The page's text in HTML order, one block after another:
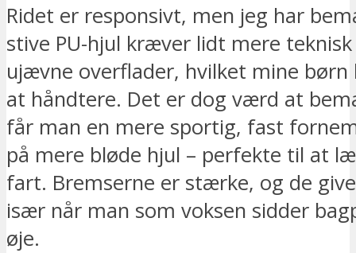
Ridet er responsivt, men jeg har
stive PU-hjul kræver lidt mere
ujævne overflader, hvilket mine
at håndtere. Det er dog værd at
får man en mere sportig, fast
på mere bløde hjul – perfekte til at
fart. Bremserne er stærke, og de
især når man som voksen sidder
øje.